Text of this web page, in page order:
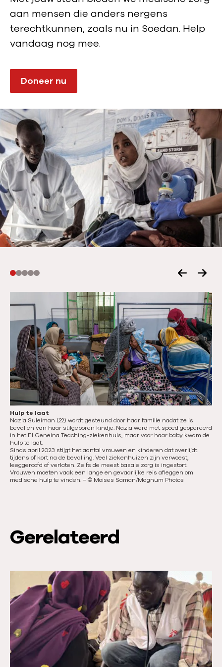
aan mensen die anders nergens
terechtkunnen, zoals nu in Soedan. Help
vandaag nog mee.
Doneer nu
V
o
r
i
g
e
s
l
i
d
e
V
o
l
g
e
n
d
e
s
l
d
Hulp te laat
Nazia Suleiman (22) wordt gesteund door haar familie nadat ze is
bevallen van haar stilgeboren kindje. Nazia werd met spoed geopereerd
in het El Geneina Teaching-ziekenhuis, maar voor haar baby kwam de
hulp te laat.
Sinds april 2023 stijgt het aantal vrouwen en kinderen dat overlijdt
tijdens of kort na de bevalling. Veel ziekenhuizen zijn verwoest,
leeggeroofd of verlaten. Zelfs de meest basale zorg is ingestort.
Vrouwen moeten vaak een lange en gevaarlijke reis afleggen om
medische hulp te vinden.–© Moises Saman/Magnum Photos
Gerelateerd
e
s
m
e